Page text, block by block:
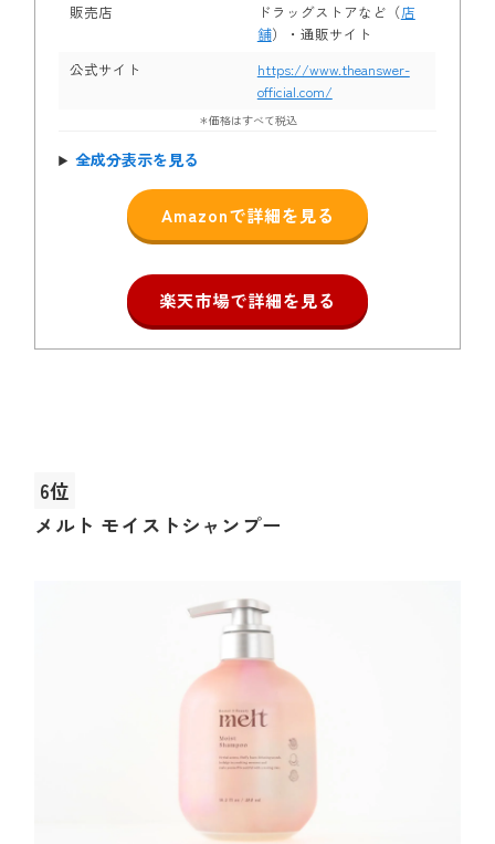
販売店
ドラッグストアなど（店
舗）・通販サイト
公式サイト
https://www.theanswer-
official.com/
＊価格はすべて税込
全成分表示を見る
Amazonで詳細を見る
楽天市場で詳細を見る
6位
メルト モイストシャンプー